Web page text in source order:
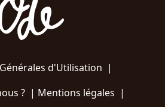
d'Utilisation |
?| Mentions légales |